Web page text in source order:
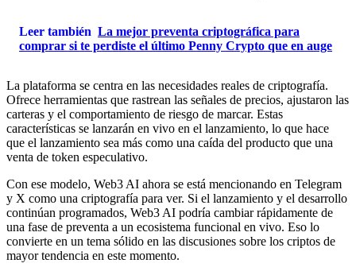
Leer también La mejor preventa criptográfica para
comprar si te perdiste el último Penny Crypto que en auge
La plataforma se centra en las necesidades reales de criptografía.
Ofrece herramientas que rastrean las señales de precios, ajustaron las
carteras y el comportamiento de riesgo de marcar. Estas
características se lanzarán en vivo en el lanzamiento, lo que hace
que el lanzamiento sea más como una caída del producto que una
venta de token especulativo.
Con ese modelo, Web3 AI ahora se está mencionando en Telegram
y X como una criptografía para ver. Si el lanzamiento y el desarrollo
continúan programados, Web3 AI podría cambiar rápidamente de
una fase de preventa a un ecosistema funcional en vivo. Eso lo
convierte en un tema sólido en las discusiones sobre los criptos de
mayor tendencia en este momento.